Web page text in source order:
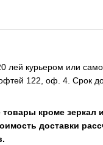
лей курьером или
122, оф. 4. Срок
товары кроме зеркал
доставки